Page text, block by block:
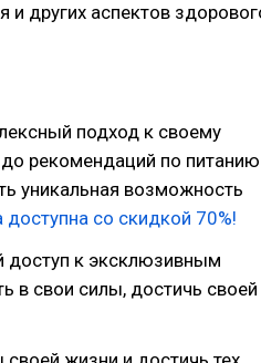
и других аспектов
подход к своему
рекомендаций по питанию
уникальная возможность
со скидкой 70%!
доступ к эксклюзивным
в свои силы, достичь своей